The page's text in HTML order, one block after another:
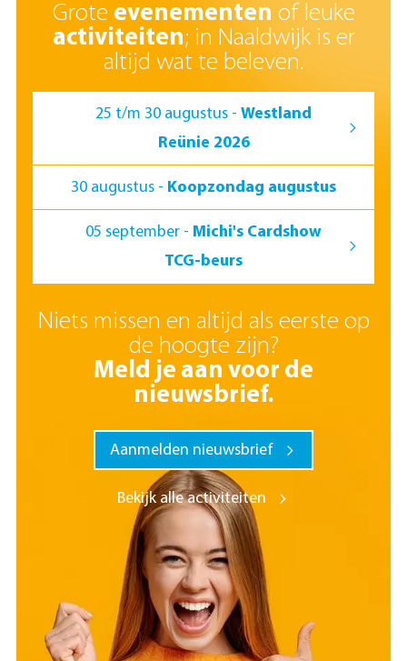
Grote evenementen of leuke
activiteiten; in Naaldwijk is er
altijd wat te beleven.
25 t/m 30 augustus - Westland
Reünie 2026
30 augustus - Koopzondag augustus
05 september - Michi's Cardshow
TCG-beurs
Niets missen en altijd als eerste op
de hoogte zijn?
Meld je aan voor de
nieuwsbrief.
Aanmelden nieuwsbrief
Bekijk alle activiteiten